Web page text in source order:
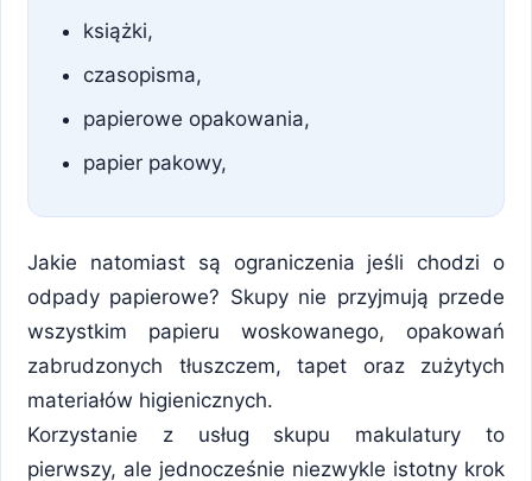
książki,
czasopisma,
papierowe opakowania,
papier pakowy,
Jakie natomiast są ograniczenia jeśli chodzi o
odpady papierowe? Skupy nie przyjmują przede
wszystkim papieru woskowanego, opakowań
zabrudzonych tłuszczem, tapet oraz zużytych
materiałów higienicznych.
Korzystanie z usług skupu makulatury to
pierwszy, ale jednocześnie niezwykle istotny krok